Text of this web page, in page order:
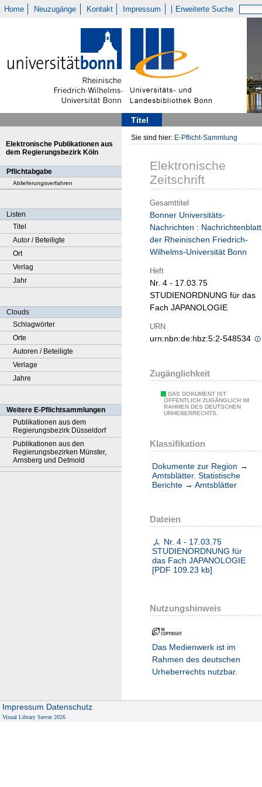
Home Neuzugänge Kontakt Impressum Erweiterte Suche
Titel
Elektronische Publikationen aus
dem Regierungsbezirk Köln
Pflichtabgabe
Ablieferungsverfahren
Listen
Titel
Autor / Beteiligte
Ort
Verlag
Jahr
Clouds
Schlagwörter
Orte
Autoren / Beteiligte
Verlage
Jahre
Weitere E-Pflichtsammlungen
Publikationen aus dem
Regierungsbezirk Düsseldorf
Publikationen aus den
Regierungsbezirken Münster,
Arnsberg und Detmold
Sie sind hier: E-Pflicht-Sammlung
Elektronische
Zeitschrift
Gesamttitel
Bonner Universitäts-
Nachrichten : Nachrichtenblatt
der Rheinischen Friedrich-
Wilhelms-Universität Bonn
Heft
Nr. 4 - 17.03.75
STUDIENORDNUNG für das
Fach JAPANOLOGIE
URN
urn:nbn:de:hbz:5:2-548534
Zugänglichkeit
DAS DOKUMENT IST
ÖFFENTLICH ZUGÄNGLICH IM
RAHMEN DES DEUTSCHEN
URHEBERRECHTS.
Klassifikation
Dokumente zur Region →
Amtsblätter. Statistische
Berichte → Amtsblätter
Dateien
Nr. 4 - 17.03.75
STUDIENORDNUNG für
das Fach JAPANOLOGIE
[PDF 109.23 kb]
Nutzungshinweis
Das Medienwerk ist im
Rahmen des deutschen
Urheberrechts nutzbar.
Impressum Datenschutz
Visual Library Server 2026